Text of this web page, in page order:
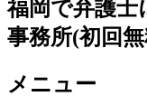
福岡で弁護士
事務所(初回
メニュー